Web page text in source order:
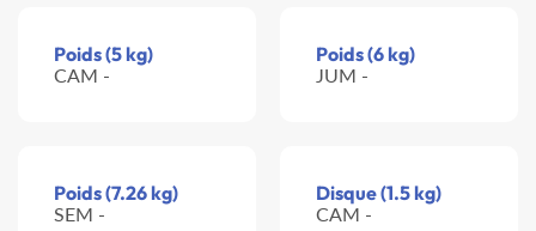
Poids (5 kg)
CAM -
Poids (6 kg)
JUM -
Poids (7.26 kg)
SEM -
Disque (1.5 kg)
CAM -